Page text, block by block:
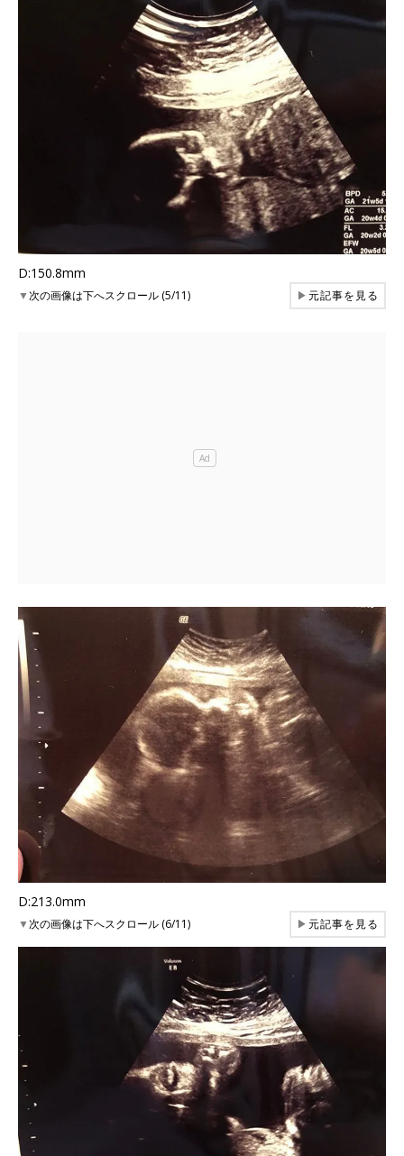
D:150.8mm
▼次の画像は下へスクロール (5/11) ▶元記事を見る
D:213.0mm
▼次の画像は下へスクロール (6/11) ▶元記事を見る